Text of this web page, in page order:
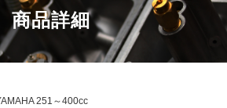
商品詳細
251～400cc